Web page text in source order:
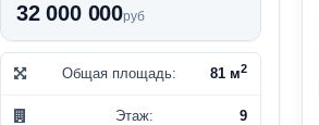
32 000 000руб
Общая площадь: 81 м2
Этаж: 9